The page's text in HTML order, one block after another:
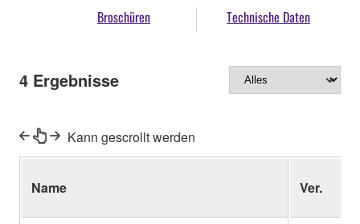
Broschüren Technische Daten
4 Ergebnisse
Kann gescrollt werden
Name Ver.